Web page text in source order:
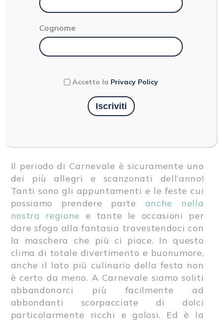
I DOLCI TIPICI DI
CARNEVALE IN EMILIA-
Il periodo di Carnevale è sicuramente uno
dei più allegri e scanzonati dell’anno!
Tanti sono gli appuntamenti e le feste cui
possiamo prendere parte anche nella
nostra regione e tante le occasioni per
dare sfogo alla fantasia travestendoci con
la maschera che più ci piace. In questo
clima di totale divertimento e buonumore,
anche il lato più culinario della festa non
è certo da meno. A Carnevale siamo soliti
abbandonarci più facilmente ad
abbondanti scorpacciate di dolci
particolarmente ricchi e golosi. Ed è la
Cognome
Accetto la Privacy Policy